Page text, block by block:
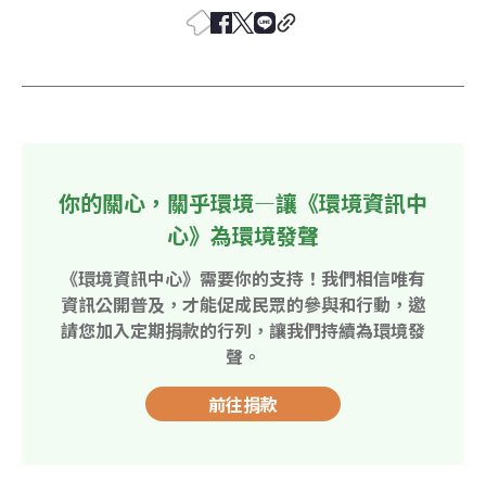
你的關心，關乎環境—讓《環境資訊中
心》為環境發聲
《環境資訊中心》需要你的支持！我們相信唯有
資訊公開普及，才能促成民眾的參與和行動，邀
請您加入定期捐款的行列，讓我們持續為環境發
聲。
前往捐款